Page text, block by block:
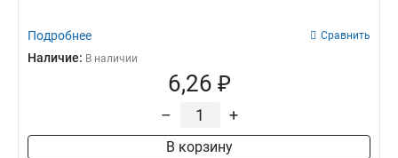
Подробнее Сравнить
Наличие: В наличии
6,26 ₽
– +
В корзину